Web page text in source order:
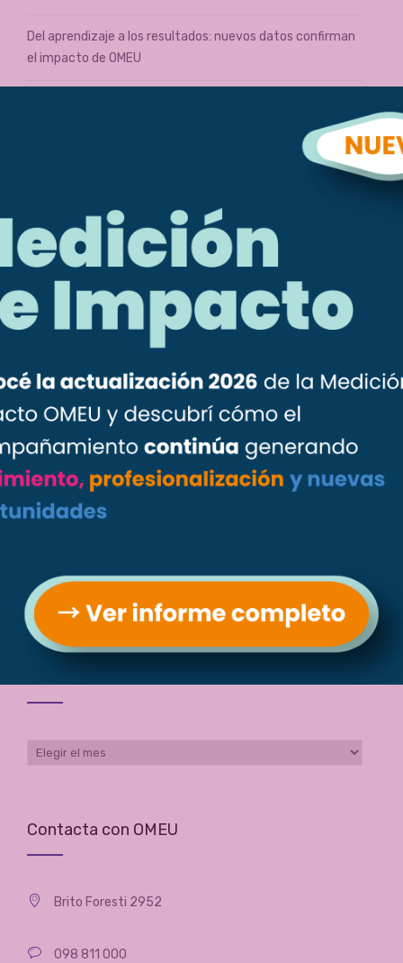
Del aprendizaje a los resultados: nuevos datos confirman
el impacto de OMEU
Inscripciones abiertas: Fase 3 del programa para mujeres
Cierre de la etapa Grupal de Más Emprendedoras
Categorías
Entre Todas
Más Ejecutivas
Más Emprendedoras
Novedades
Socias
Archivos
Contacta con OMEU
Brito Foresti 2952
098 811 000